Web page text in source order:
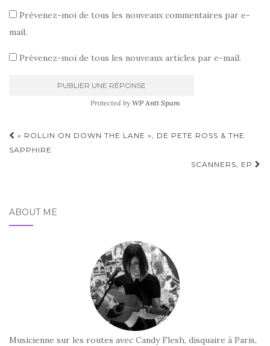
Prévenez-moi de tous les nouveaux commentaires par e-
mail.
Prévenez-moi de tous les nouveaux articles par e-mail.
Protected by WP Anti Spam
Pagination
d'article
« ROLLIN ON DOWN THE LANE », DE PETE ROSS & THE
SAPPHIRE
SCANNERS, EP
ABOUT ME
Musicienne sur les routes avec Candy Flesh, disquaire à Paris,